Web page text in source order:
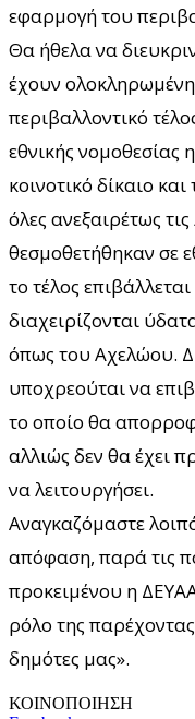
εφαρμογή του
Θα ήθελα να
έχουν
περιβαλλοντικό
εθνικής νομοθεσίας
κοινοτικό δίκαιο
όλες ανεξαιρέτως
θεσμοθετήθηκαν σε
το τέλος
διαχειρίζονται
όπως του Αχελώου.
υποχρεούται να
το οποίο θα
αλλιώς δεν θα έχει
να λειτουργήσει.
Αναγκαζόμαστε
απόφαση, παρά τις
προκειμένου η
ρόλο της
δημότες μας».
ΚΟΙΝΟΠΟΙΗΣΗ